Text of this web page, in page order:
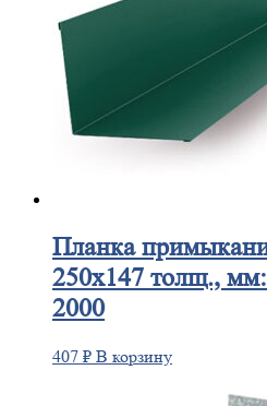
Планка
250х147 толщ.,
2000
407 ₽ В корзину